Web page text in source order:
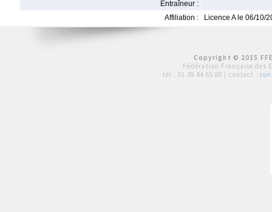
Entraîneur :
Affiliation :
Licence A le 06/10/
Copyright © 2015
Fédération Française des
tél : 01 39 44 65 80 | contact :